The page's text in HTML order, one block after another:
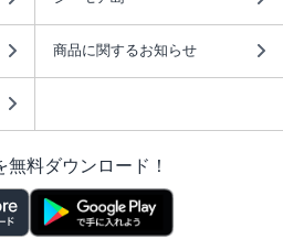
商品に関するお知らせ
無料ダウンロード！